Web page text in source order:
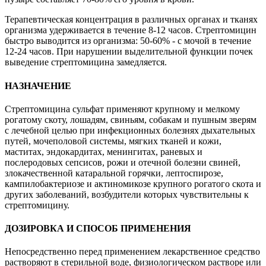
Терапевтическая концентрация в различных органах и тканях
организма удерживается в течение 8-12 часов. Стрептомицин
быстро выводится из организма: 50-60% - с мочой в течение
12-24 часов. При нарушении выделительной функции почек
выведение стрептомицина замедляется.
НАЗНАЧЕНИЕ
Стрептомицина сульфат применяют крупному и мелкому
рогатому скоту, лошадям, свиньям, собакам и пушным зверям
с лечебной целью при инфекционных болезнях дыхательных
путей, мочеполовой системы, мягких тканей и кожи,
маститах, эндокардитах, менингитах, раневых и
послеродовых сепсисов, рожи и отечной болезни свиней,
злокачественной катаральной горячки, лептоспирозе,
кампилобактериозе и актиномикозе крупного рогатого скота и
других заболеваний, возбудители которых чувствительны к
стрептомицину.
ДОЗИРОВКА И СПОСОБ ПРИМЕНЕНИЯ
Непосредственно перед применением лекарственное средство
растворяют в стерильной воде, физиологическом растворе или